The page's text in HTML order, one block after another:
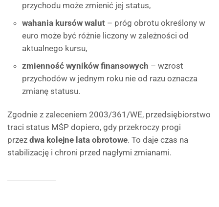
przychodu może zmienić jej status,
wahania kursów walut – próg obrotu określony w
euro może być różnie liczony w zależności od
aktualnego kursu,
zmienność wyników finansowych – wzrost
przychodów w jednym roku nie od razu oznacza
zmianę statusu.
Zgodnie z zaleceniem 2003/361/WE, przedsiębiorstwo
traci status MŚP dopiero, gdy przekroczy progi
przez dwa kolejne lata obrotowe. To daje czas na
stabilizację i chroni przed nagłymi zmianami.